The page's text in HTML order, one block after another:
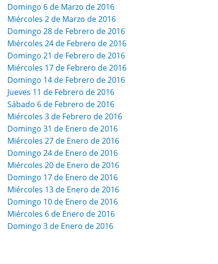
Domingo 6 de Marzo de 2016
Miércoles 2 de Marzo de 2016
Domingo 28 de Febrero de 2016
Miércoles 24 de Febrero de 2016
Domingo 21 de Febrero de 2016
Miércoles 17 de Febrero de 2016
Domingo 14 de Febrero de 2016
Jueves 11 de Febrero de 2016
Sábado 6 de Febrero de 2016
Miércoles 3 de Febrero de 2016
Domingo 31 de Enero de 2016
Miércoles 27 de Enero de 2016
Domingo 24 de Enero de 2016
Miércoles 20 de Enero de 2016
Domingo 17 de Enero de 2016
Miércoles 13 de Enero de 2016
Domingo 10 de Enero de 2016
Miércoles 6 de Enero de 2016
Domingo 3 de Enero de 2016